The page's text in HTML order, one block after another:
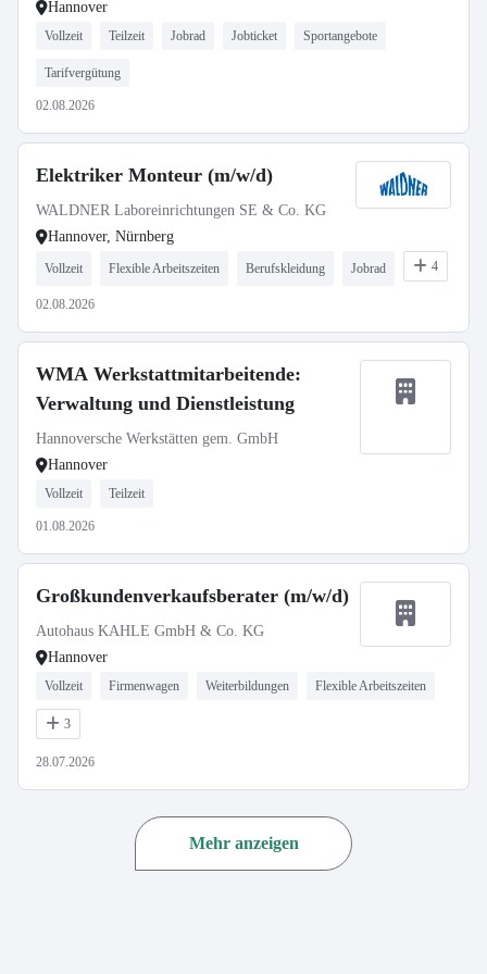
Hannover
Vollzeit Teilzeit Jobrad Jobticket Sportangebote
Tarifvergütung
02.08.2026
Elektriker Monteur (m/w/d)
WALDNER Laboreinrichtungen SE & Co. KG
Hannover, Nürnberg
Vollzeit Flexible Arbeitszeiten Berufskleidung Jobrad 4
02.08.2026
WMA Werkstattmitarbeitende:
Verwaltung und Dienstleistung
Hannoversche Werkstätten gem. GmbH
Hannover
Vollzeit Teilzeit
01.08.2026
Großkundenverkaufsberater (m/w/d)
Autohaus KAHLE GmbH & Co. KG
Hannover
Vollzeit Firmenwagen Weiterbildungen Flexible Arbeitszeiten
3
28.07.2026
Mehr anzeigen